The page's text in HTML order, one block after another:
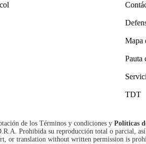
Mapa
Pauta
TDT
de los Términos y condiciones y Políticas
Prohibida su reproducción total o parcial,
or translation without written permission is